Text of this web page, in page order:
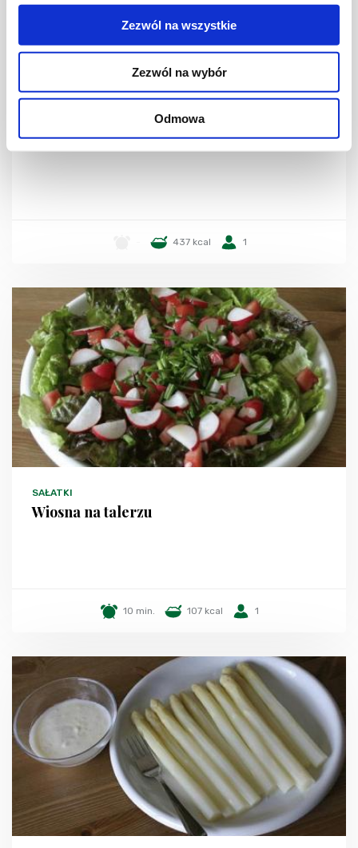
Zezwól na wszystkie
Zezwól na wybór
Odmowa
Wiosenna cukinia
437 kcal 1
SAŁATKI
Wiosna na talerzu
10 min. 107 kcal 1